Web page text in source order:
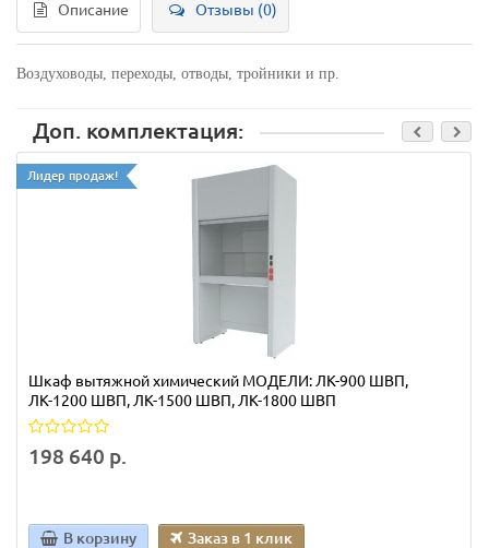
Описание Отзывы (0)
Воздуховоды, переходы, отводы, тройники и пр.
Доп. комплектация:
Лидер продаж!
Шкаф вытяжной химический МОДЕЛИ: ЛК-900 ШВП,
ЛК-1200 ШВП, ЛК-1500 ШВП, ЛК-1800 ШВП
198 640 р.
В корзину Заказ в 1 клик